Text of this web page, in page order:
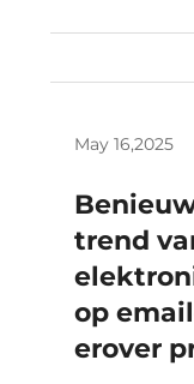
May 16,2025
trend
op
erover